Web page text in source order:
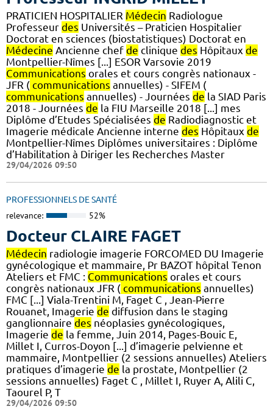
PRATICIEN HOSPITALIER Médecin Radiologue
Professeur des Universités – Praticien Hospitalier
Doctorat en sciences (biostatistiques) Doctorat en
Médecine Ancienne chef de clinique des Hôpitaux de
Montpellier-Nîmes [...] ESOR Varsovie 2019
Communications orales et cours congrès nationaux -
JFR ( communications annuelles) - SIFEM (
communications annuelles) - Journées de la SIAD Paris
2018 - Journées de la FIU Marseille 2018 [...] mes
Diplôme d’Etudes Spécialisées de Radiodiagnostic et
Imagerie médicale Ancienne interne des Hôpitaux de
Montpellier-Nîmes Diplômes universitaires : Diplôme
d’Habilitation à Diriger les Recherches Master
29/04/2026 09:50
PROFESSIONNELS DE SANTÉ
relevance: 52%
Docteur CLAIRE FAGET
Médecin radiologie imagerie FORCOMED DU Imagerie
gynécologique et mammaire, Pr BAZOT hôpital Tenon
Ateliers et FMC : Communications orales et cours
congrès nationaux JFR ( communications annuelles)
FMC [...] Viala-Trentini M, Faget C , Jean-Pierre
Rouanet, Imagerie de diffusion dans le staging
ganglionnaire des néoplasies gynécologiques,
Imagerie de la femme, Juin 2014, Pages-Bouic E,
Millet I, Curros-Doyon [...] d’imagerie pelvienne et
mammaire, Montpellier (2 sessions annuelles) Ateliers
pratiques d’imagerie de la prostate, Montpellier (2
sessions annuelles) Faget C , Millet I, Ruyer A, Alili C,
Taourel P, T
29/04/2026 09:50